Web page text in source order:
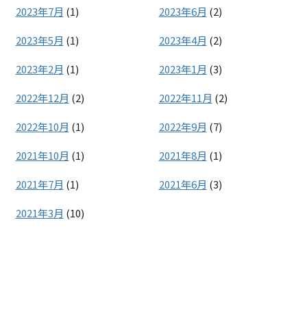
2023年7月 (1) 2023年6月 (2)
2023年5月 (1) 2023年4月 (2)
2023年2月 (1) 2023年1月 (3)
2022年12月 (2) 2022年11月 (2)
2022年10月 (1) 2022年9月 (7)
2021年10月 (1) 2021年8月 (1)
2021年7月 (1) 2021年6月 (3)
2021年3月 (10)